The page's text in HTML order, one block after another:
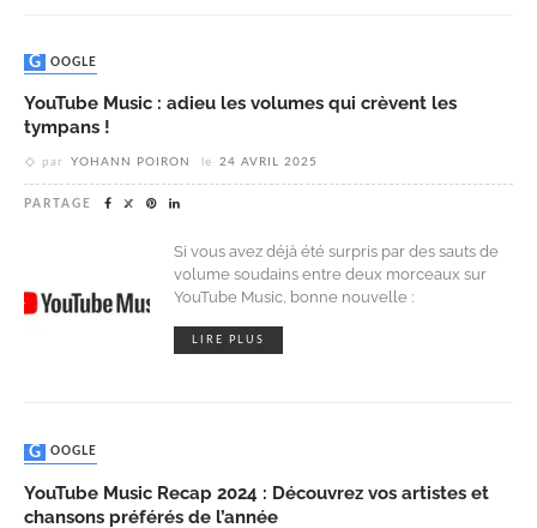
GOOGLE
YouTube Music : adieu les volumes qui crèvent les
tympans !
par YOHANN POIRON le 24 AVRIL 2025
PARTAGE
Si vous avez déjà été surpris par des sauts de
volume soudains entre deux morceaux sur
YouTube Music, bonne nouvelle :
LIRE PLUS
GOOGLE
YouTube Music Recap 2024 : Découvrez vos artistes et
chansons préférés de l’année